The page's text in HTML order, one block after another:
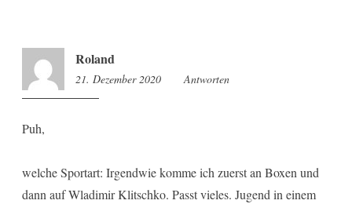
Roland
21. Dezember 2020 10:45
Antworten
Puh,
welche Sportart: Irgendwie komme ich zuerst an Boxen und
dann auf Wladimir Klitschko. Passt vieles. Jugend in einem